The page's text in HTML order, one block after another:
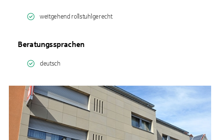
weitgehend rollstuhlgerecht
Beratungssprachen
deutsch